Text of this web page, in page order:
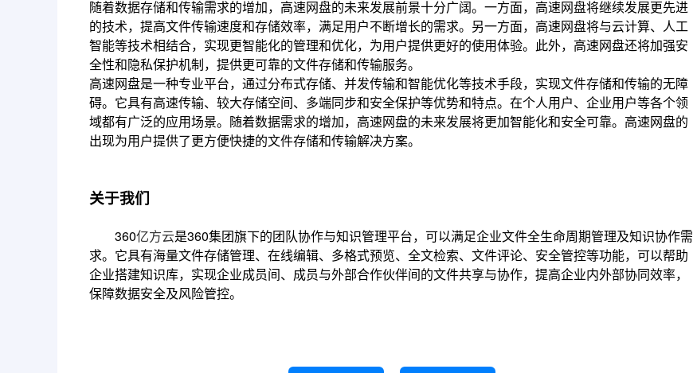
随着数据存储和传输需求的增加，高速网盘的未来发展前景十分广阔。一方面，高速网盘将继续发展更先进
的技术，提高文件传输速度和存储效率，满足用户不断增长的需求。另一方面，高速网盘将与云计算、人工
智能等技术相结合，实现更智能化的管理和优化，为用户提供更好的使用体验。此外，高速网盘还将加强安
全性和隐私保护机制，提供更可靠的文件存储和传输服务。
高速网盘是一种专业平台，通过分布式存储、并发传输和智能优化等技术手段，实现文件存储和传输的无障
碍。它具有高速传输、较大存储空间、多端同步和安全保护等优势和特点。在个人用户、企业用户等各个领
域都有广泛的应用场景。随着数据需求的增加，高速网盘的未来发展将更加智能化和安全可靠。高速网盘的
出现为用户提供了更方便快捷的文件存储和传输解决方案。
关于我们
360亿方云是360集团旗下的团队协作与知识管理平台，可以满足企业文件全生命周期管理及知识协作需
求。它具有海量文件存储管理、在线编辑、多格式预览、全文检索、文件评论、安全管控等功能，可以帮助
企业搭建知识库，实现企业成员间、成员与外部合作伙伴间的文件共享与协作，提高企业内外部协同效率，
保障数据安全及风险管控。